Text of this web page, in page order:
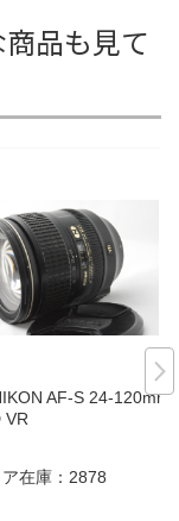
品も見て
AF-S 24-120mm
VR
在庫： 2878